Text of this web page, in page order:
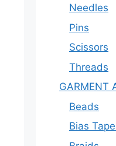
Needles
Pins
Scissors
Threads
GARMENT
Beads
Bias